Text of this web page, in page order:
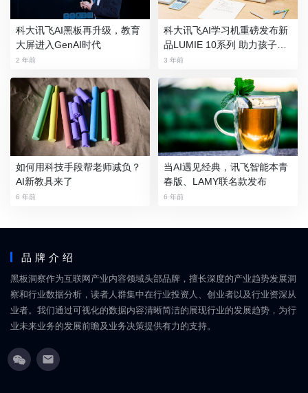
科大讯飞AI黑板再升级，教育
大屏进入GenAI时代
2 年前
科大讯飞AI学习机重磅发布新
品LUMIE 10系列 助力孩子综
合素养全面发展
3 年前
如何用科技手段帮老师减负？
AI新教具来了
6 年前
当AI遇见经典，讯飞智能本青
春版、LAMY联名款发布
6 年前
品牌介绍
黑板洞察作为互联网产业内容领域头部品牌，擅长深度的产业趋势发展洞
察和行业数据分析，读者人群集中在行业投资人、创业者以及行业资深从
业者。我们通过可视化的数据内容清晰简洁的展现行业的发展趋势，为行
业未来业务的发展前瞻及业务决策提供有力的支持。